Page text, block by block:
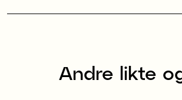
Andre likte
100% stearin